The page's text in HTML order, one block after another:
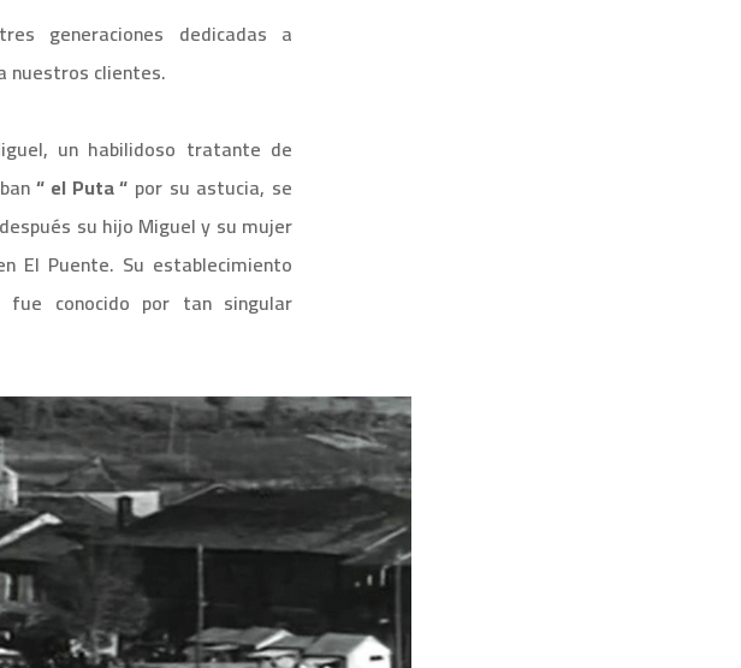
generaciones dedicadas a
nuestros clientes.
un habilidoso tratante de
“ el Puta “ por su astucia, se
su hijo Miguel y su mujer
El Puente. Su establecimiento
conocido por tan singular